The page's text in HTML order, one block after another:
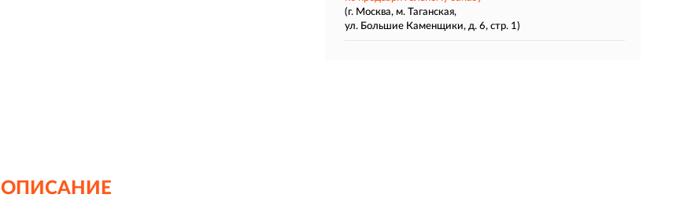
(г. Москва, м. Таганская,
ул. Большие Каменщики, д. 6, стр. 1)
ОПИСАНИЕ